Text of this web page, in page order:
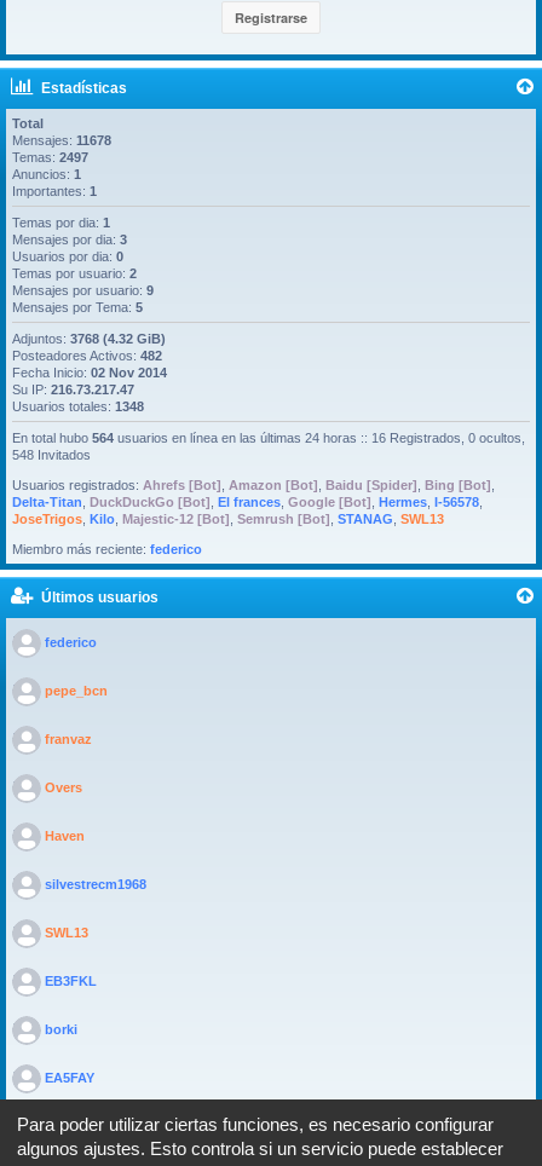
Estadísticas
Total
Mensajes: 11678
Temas: 2497
Anuncios: 1
Importantes: 1
Temas por dia: 1
Mensajes por dia: 3
Usuarios por dia: 0
Temas por usuario: 2
Mensajes por usuario: 9
Mensajes por Tema: 5
Adjuntos: 3768 (4.32 GiB)
Posteadores Activos: 482
Fecha Inicio: 02 Nov 2014
Su IP: 216.73.217.47
Usuarios totales: 1348
En total hubo 564 usuarios en línea en las últimas 24 horas :: 16 Registrados, 0 ocultos,
548 Invitados
Usuarios registrados: Ahrefs [Bot] Amazon [Bot] Baidu [Spider] Bing [Bot]
Delta-Titan DuckDuckGo [Bot] El frances Google [Bot] Hermes I-56578
JoseTrigos Kilo Majestic-12 [Bot] Semrush [Bot] STANAG SWL13
Miembro más reciente: federico
Últimos usuarios
> federico
> pepe_bcn
> franvaz
> Overs
> Haven
> silvestrecm1968
> SWL13
> EB3FKL
> borki
> EA5FAY
Portal Foro Todos los horarios sonUTC+02:00
Para poder utilizar ciertas funciones, es necesario configurar
algunos ajustes. Esto controla si un servicio puede establecer